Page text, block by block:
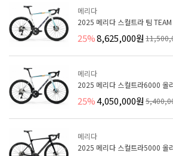
메리다
2025 메리다 스컬트라 팀
25%8,625,000원
메리다
2025 메리다 스컬트라6000 올
25%4,050,000원
메리다
2025 메리다 스컬트라5000 올